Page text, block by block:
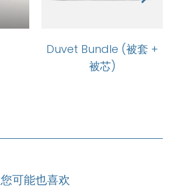
Duvet Bundle (被套 +
被芯)
您可能也喜欢